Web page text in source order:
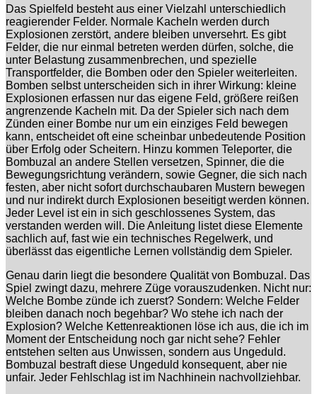
Das Spielfeld besteht aus einer Vielzahl unterschiedlich
reagierender Felder. Normale Kacheln werden durch
Explosionen zerstört, andere bleiben unversehrt. Es gibt
Felder, die nur einmal betreten werden dürfen, solche, die
unter Belastung zusammenbrechen, und spezielle
Transportfelder, die Bomben oder den Spieler weiterleiten.
Bomben selbst unterscheiden sich in ihrer Wirkung: kleine
Explosionen erfassen nur das eigene Feld, größere reißen
angrenzende Kacheln mit. Da der Spieler sich nach dem
Zünden einer Bombe nur um ein einziges Feld bewegen
kann, entscheidet oft eine scheinbar unbedeutende Position
über Erfolg oder Scheitern. Hinzu kommen Teleporter, die
Bombuzal an andere Stellen versetzen, Spinner, die die
Bewegungsrichtung verändern, sowie Gegner, die sich nach
festen, aber nicht sofort durchschaubaren Mustern bewegen
und nur indirekt durch Explosionen beseitigt werden können.
Jeder Level ist ein in sich geschlossenes System, das
verstanden werden will. Die Anleitung listet diese Elemente
sachlich auf, fast wie ein technisches Regelwerk, und
überlässt das eigentliche Lernen vollständig dem Spieler.
Genau darin liegt die besondere Qualität von Bombuzal. Das
Spiel zwingt dazu, mehrere Züge vorauszudenken. Nicht nur:
Welche Bombe zünde ich zuerst? Sondern: Welche Felder
bleiben danach noch begehbar? Wo stehe ich nach der
Explosion? Welche Kettenreaktionen löse ich aus, die ich im
Moment der Entscheidung noch gar nicht sehe? Fehler
entstehen selten aus Unwissen, sondern aus Ungeduld.
Bombuzal bestraft diese Ungeduld konsequent, aber nie
unfair. Jeder Fehlschlag ist im Nachhinein nachvollziehbar.